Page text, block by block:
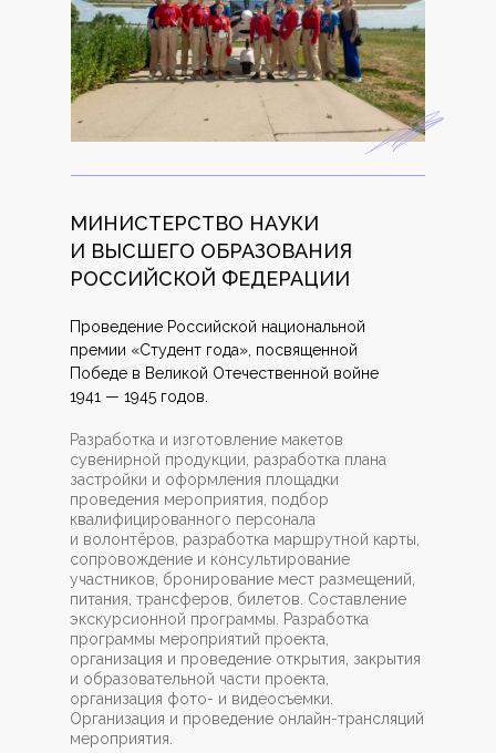
МИНИСТЕРСТВО НАУКИ
И ВЫСШЕГО ОБРАЗОВАНИЯ
РОССИЙСКОЙ ФЕДЕРАЦИИ
Проведение Российской национальной
премии «Студент года», посвященной
Победе в Великой Отечественной войне
1941 — 1945 годов.
Разработка и изготовление макетов
сувенирной продукции, разработка плана
застройки и оформления площадки
проведения мероприятия, подбор
квалифицированного персонала
и волонтёров, разработка маршрутной карты,
сопровождение и консультирование
участников, бронирование мест размещений,
питания, трансферов, билетов. Составление
экскурсионной программы. Разработка
программы мероприятий проекта,
организация и проведение открытия, закрытия
и образовательной части проекта,
организация фото- и видеосъемки.
Организация и проведение онлайн-трансляций
мероприятия.